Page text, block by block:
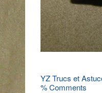
YZ Trucs et
% Comments